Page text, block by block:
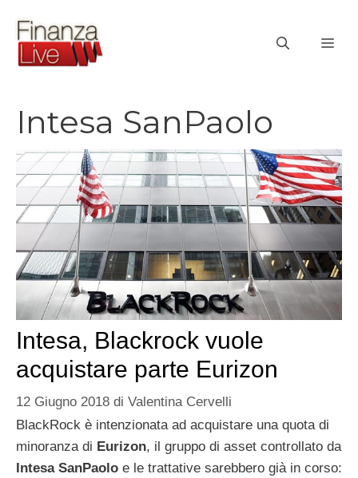
contenuto
Intesa SanPaolo
Intesa, Blackrock vuole
acquistare parte Eurizon
12 Giugno 2018 di Valentina Cervelli
BlackRock è intenzionata ad acquistare una quota di
minoranza di Eurizon, il gruppo di asset controllato da
Intesa SanPaolo e le trattative sarebbero già in corso: